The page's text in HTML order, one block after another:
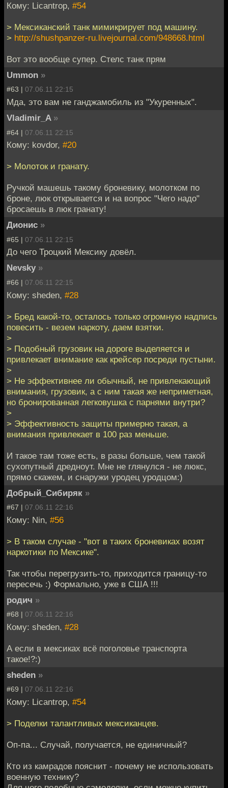
Кому: Licantrop, #54
> Мексиканский танк мимикрирует под машину.
> http://shushpanzer-ru.livejournal.com/948668.html
Вот это вообще супер. Стелс танк прям
Ummon »
#63 | 07.06.11 22:15
Мда, это вам не ганджамобиль из "Укуренных".
Vladimir_A »
#64 | 07.06.11 22:15
Кому: kovdor, #20
> Молоток и гранату.
Ручкой машешь такому броневику, молотком по
броне, люк открывается и на вопрос "Чего надо"
бросаешь в люк гранату!
Дионис »
#65 | 07.06.11 22:15
До чего Троцкий Мексику довёл.
Nevsky »
#66 | 07.06.11 22:15
Кому: sheden, #28
> Бред какой-то, осталось только огромную надпись
повесить - везем наркоту, даем взятки.
>
> Подобный грузовик на дороге выделяется и
привлекает внимание как крейсер посреди пустыни.
>
> Не эффективнее ли обычный, не привлекающий
внимания, грузовик, а с ним такая же неприметная,
но бронированная легковушка с парнями внутри?
>
> Эффективность защиты примерно такая, а
внимания привлекает в 100 раз меньше.
И такое там тоже есть, в разы больше, чем такой
сухопутный дредноут. Мне не глянулся - не люкс,
прямо скажем, и снаружи уродец уродцом:)
Добрый_Сибиряк »
#67 | 07.06.11 22:16
Кому: Nin, #56
> В таком случае - "вот в таких броневиках возят
наркотики по Мексике".
Так чтобы перегрузить-то, приходится границу-то
пересечь :) Формально, уже в США !!!
родич »
#68 | 07.06.11 22:16
Кому: sheden, #28
А если в мексиках всё поголовье транспорта
такое!?:)
sheden »
#69 | 07.06.11 22:16
Кому: Licantrop, #54
> Поделки талантливых мексиканцев.
Оп-па... Случай, получается, не единичный?
Кто из камрадов пояснит - почему не использовать
военную технику?